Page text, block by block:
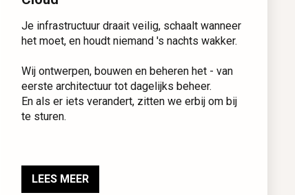
Je infrastructuur draait veilig, schaalt wanneer
het moet, en houdt niemand 's nachts wakker.
Wij ontwerpen, bouwen en beheren het - van
eerste architectuur tot dagelijks beheer.
En als er iets verandert, zitten we erbij om bij
te sturen.
LEES MEER